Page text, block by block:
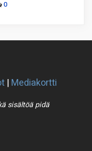
0
| Mediakortti
sisältöä pidä